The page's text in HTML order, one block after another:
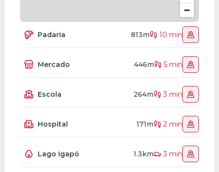
Padaria 813m 10 min
Mercado 446m 5 min
Escola 264m 3 min
Hospital 171m 2 min
Lago Igapó 1.3km 3 min